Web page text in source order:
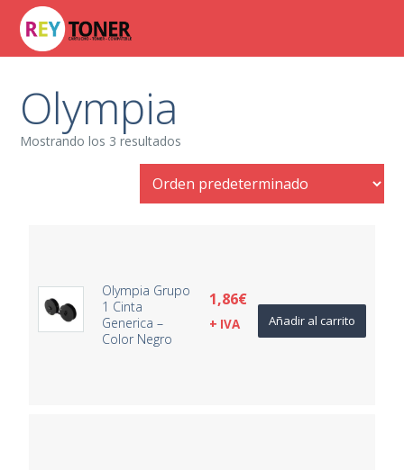
Olympia
Mostrando los 3 resultados
Olympia Grupo
1 Cinta
Generica –
Color Negro
1,86€
+ IVA Añadir al carrito